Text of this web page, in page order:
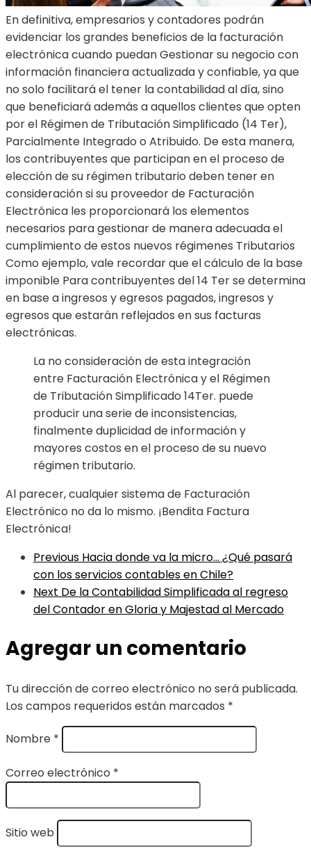
En definitiva, empresarios y contadores podrán
evidenciar los grandes beneficios de la facturación
electrónica cuando puedan Gestionar su negocio con
información financiera actualizada y confiable, ya que
no solo facilitará el tener la contabilidad al día, sino
que beneficiará además a aquellos clientes que opten
por el Régimen de Tributación Simplificado (14 Ter),
Parcialmente Integrado o Atribuido. De esta manera,
los contribuyentes que participan en el proceso de
elección de su régimen tributario deben tener en
consideración si su proveedor de Facturación
Electrónica les proporcionará los elementos
necesarios para gestionar de manera adecuada el
cumplimiento de estos nuevos régimenes Tributarios
Como ejemplo, vale recordar que el cálculo de la base
imponible Para contribuyentes del 14 Ter se determina
en base a ingresos y egresos pagados, ingresos y
egresos que estarán reflejados en sus facturas
electrónicas.
La no consideración de esta integración
entre Facturación Electrónica y el Régimen
de Tributación Simplificado 14Ter. puede
producir una serie de inconsistencias,
finalmente duplicidad de información y
mayores costos en el proceso de su nuevo
régimen tributario.
Al parecer, cualquier sistema de Facturación
Electrónico no da lo mismo. ¡Bendita Factura
Electrónica!
Previous Hacia donde va la micro… ¿Qué pasará
con los servicios contables en Chile?
Next De la Contabilidad Simplificada al regreso
del Contador en Gloria y Majestad al Mercado
Agregar un comentario
Tu dirección de correo electrónico no será publicada.
Los campos requeridos están marcados *
Nombre *
Correo electrónico *
Sitio web